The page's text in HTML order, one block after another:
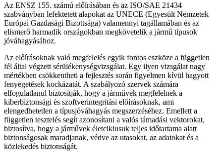
Az ENSZ 155. számú előírásában és az ISO/SAE 21434
szabványban lefektetett alapokat az UNECE (Egyesült Nemzetek
Európai Gazdasági Bizottsága) valamennyi tagállamában és az
elismerő harmadik országokban megkövetelik a jármű típusok
jóváhagyásához.
Az előírásoknak való megfelelés egyik fontos eszköze a független
fél által végzett sérülékenységvizsgálat. Egy ilyen vizsgálat nagy
mértékben csökkentheti a fejlesztés során figyelmen kívül hagyott
fenyegetések kockázatát. A szabályozó szervek számára
elfogulatlanul biztosítják, hogy a járművek megfelelnek a
kiberbiztonsági és szoftverintegritási előírásoknak, ami
elengedhetetlen a típusjóváhagyás megszerzéséhez. Emellett a
független tesztelés segít azonosítani a valós támadási vektorokat,
biztosítva, hogy a járművek életciklusuk teljes időtartama alatt
biztonságosak maradjanak, védve az utasokat, az adatokat és a
közlekedés biztonságát.